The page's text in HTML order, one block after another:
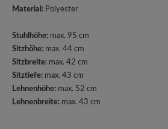
Material: Polyester
Stuhlhöhe: max. 95 cm
Sitzhöhe: max. 44 cm
Sitzbreite: max. 42 cm
Sitztiefe: max. 43 cm
Lehnenhöhe: max. 52 cm
Lehnenbreite: max. 43 cm